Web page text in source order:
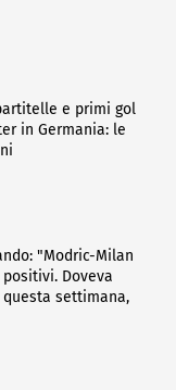
e primi gol
in Germania: le
"Modric-Milan
Doveva
settimana,